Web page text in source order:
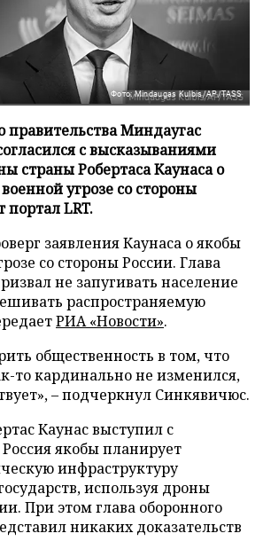
Фото: Mindaugas Kulbis/AP/TASS
правительства Миндаугас
с высказываниями
страны Робертаса Каунаса о
угрозе со стороны
портал LRT.
заявления Каунаса о якобы
со стороны России. Глава
не запугивать население
распространяемую
РИА «Новости».
общественность в том, что
то кардинально не изменился,
– подчеркнул Синкявичюс.
Каунас выступил с
якобы планирует
инфраструктуру
используя дроны
При этом глава оборонного
никаких доказательств